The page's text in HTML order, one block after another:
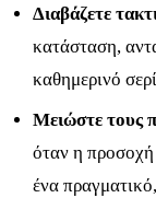
Διαβάζετε
κατάσταση,
καθημερινό
Μειώστε τους
όταν η προσοχή
ένα